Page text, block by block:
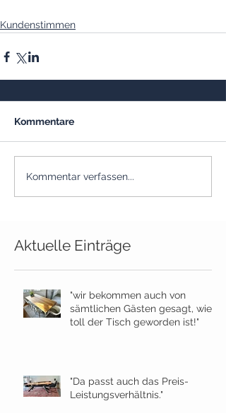
Kundenstimmen
Kommentare
Kommentar verfassen...
Aktuelle Einträge
"wir bekommen auch von
sämtlichen Gästen gesagt, wie
toll der Tisch geworden ist!"
"Da passt auch das Preis-
Leistungsverhältnis."